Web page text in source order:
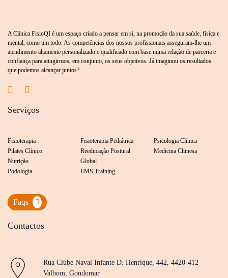
A Clínica FisioQI é um espaço criado a pensar em si, na promoção da sua saúde, física e
mental, como um todo. As competências dos nossos profissionais asseguram-lhe um
atendimento altamente personalizado e qualificado com base numa relação de parceria e
confiança para atingirmos, em conjunto, os seus objetivos. Já imaginou os resultados
que podemos alcançar juntos?
Serviços
Fisioterapia
Pilates Clínico
Nutrição
Podologia
Fisioterapia Pediátrica
Reeducação Postural
Global
EMS Training
Psicologia Clínica
Medicina Chinesa
Faqs
Contactos
Rua Clube Naval Infante D. Henrique, 442, 4420-412
Valbom, Gondomar